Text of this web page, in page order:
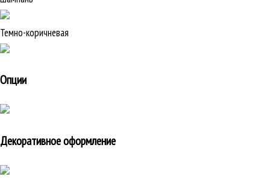
Темно-коричневая
Опции
Декоративное оформление